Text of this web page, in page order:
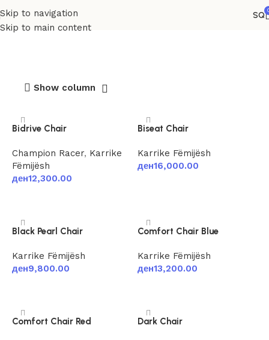
Skip to navigation
Skip to main content
SQ
Karrike Fëmijësh
Show column
Bidrive Chair
Champion Racer, Karrike
Fëmijësh
ден12,300.00
Biseat Chair
Karrike Fëmijësh
ден16,000.00
Black Pearl Chair
Karrike Fëmijësh
ден9,800.00
Comfort Chair Blue
Karrike Fëmijësh
ден13,200.00
Comfort Chair Red Dark Chair